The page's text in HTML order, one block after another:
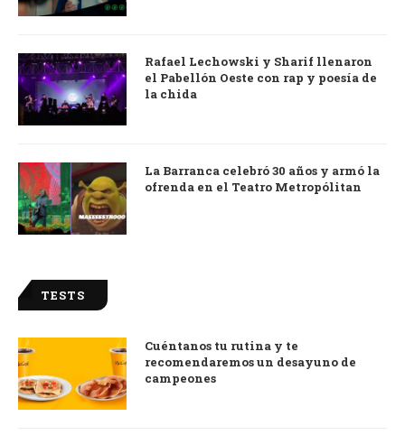
Rafael Lechowski y Sharif llenaron
el Pabellón Oeste con rap y poesía de
la chida
La Barranca celebró 30 años y armó la
ofrenda en el Teatro Metropólitan
TESTS
Cuéntanos tu rutina y te
recomendaremos un desayuno de
campeones